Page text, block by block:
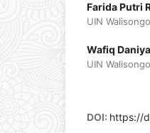
Farida Putri
UIN
Wafiq
UIN
DOI: https://